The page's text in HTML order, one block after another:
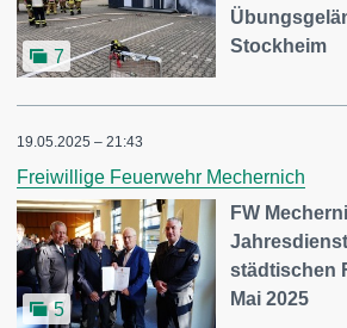
7
Stockheim
19.05.2025 – 21:43
Freiwillige Feuerwehr Mechernich
5
FW
städtischen
Mai 2025